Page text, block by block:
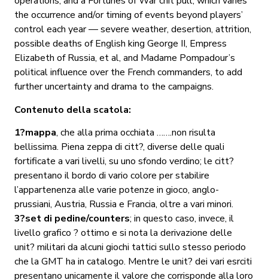
the occurrence and/or timing of events beyond players’
control each year — severe weather, desertion, attrition,
possible deaths of English king George II, Empress
Elizabeth of Russia, et al, and Madame Pompadour’s
political influence over the French commanders, to add
further uncertainty and drama to the campaigns.
Contenuto della scatola:
1?mappa, che alla prima occhiata …….non risulta
bellissima. Piena zeppa di citt?, diverse delle quali
fortificate a vari livelli, su uno sfondo verdino; le citt?
presentano il bordo di vario colore per stabilire
l’appartenenza alle varie potenze in gioco, anglo-
prussiani, Austria, Russia e Francia, oltre a vari minori.
3?set di pedine/counters; in questo caso, invece, il
livello grafico ? ottimo e si nota la derivazione delle
unit? militari da alcuni giochi tattici sullo stesso periodo
che la GMT ha in catalogo. Mentre le unit? dei vari esrciti
presentano unicamente il valore che corrisponde alla loro